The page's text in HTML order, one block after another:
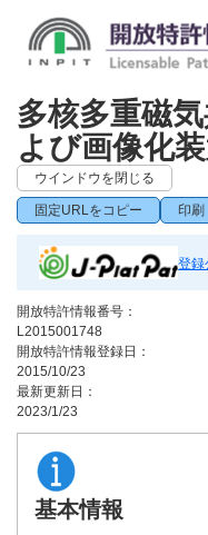
多核多重磁
よび画像化
ウインドウを閉じる
固定URLをコピー 印刷
登録
開放特許情報番号：
L2015001748
開放特許情報登録日：
2015/10/23
最新更新日：
2023/1/23
基本情報